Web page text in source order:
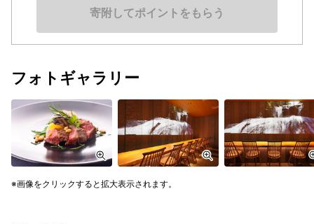
寄附してポイントをもらう
フォトギャラリー
画像をクリックすると拡大表示されます。